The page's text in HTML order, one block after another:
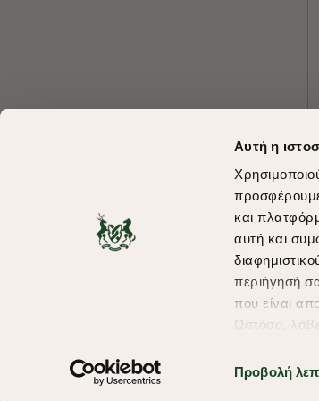
Αυτή η
προσφέρουμε
και
αυτή και
περιήγησή
που είναι
Ωστόσο,
υπηρεσίες
Προβολή
Copyright © 2026 thebostonians.gr. All Rights